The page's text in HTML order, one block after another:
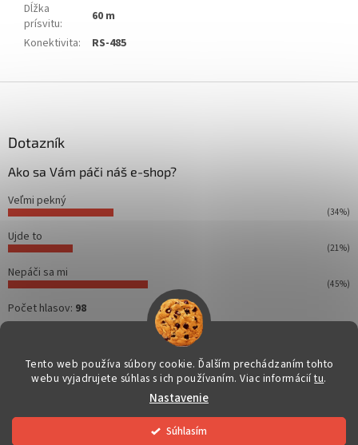
Tento web používa súbory cookie. Ďalším prechádzaním tohto
webu vyjadrujete súhlas s ich používaním. Viac informáciítu.
Nastavenie
Súhlasím
Dĺžka
prísvitu:
60 m
Konektivita: RS-485
Dotazník
Ako sa Vám páči náš e-shop?
Veľmi pekný
(34%)
Ujde to
(21%)
Nepáči sa mi
(45%)
Počet hlasov: 98
Vytvoril Shoptet
Dahuakamery.sk. Všetky práva vyhradené.